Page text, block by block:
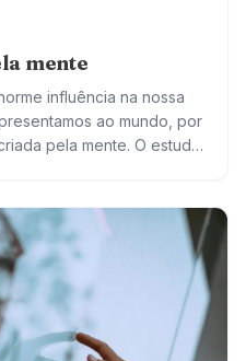
mente
influência na nossa
ao mundo, por
pela mente. O estudo